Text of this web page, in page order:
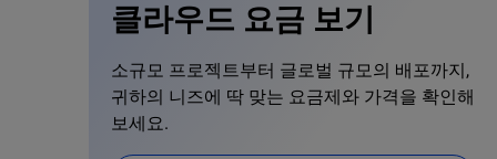
클라우드 요금 보기
소규모 프로젝트부터 글로벌 규모의 배포까지,
귀하의 니즈에 딱 맞는 요금제와 가격을 확인해
보세요.